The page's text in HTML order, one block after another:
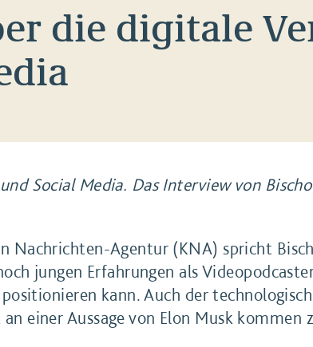
die digitale
Social Media. Das Interview von
Nachrichten-Agentur (KNA) spricht
jungen Erfahrungen als
kann. Auch der
einer Aussage von Elon Musk kommen